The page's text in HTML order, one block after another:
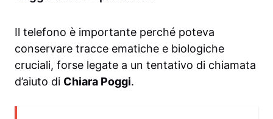
Il telefono è importante perché poteva
conservare tracce ematiche e biologiche
cruciali, forse legate a un tentativo di chiamata
d’aiuto di Chiara Poggi.